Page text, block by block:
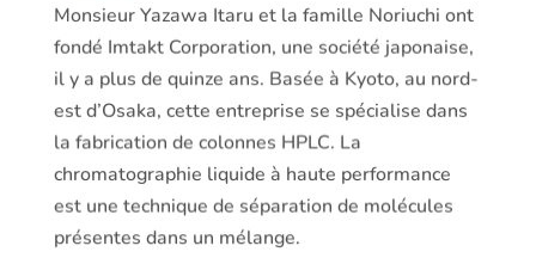
Monsieur Yazawa Itaru et la famille Noriuchi ont
fondé Imtakt Corporation, une société japonaise,
il y a plus de quinze ans. Basée à Kyoto, au nord-
est d’Osaka, cette entreprise se spécialise dans
la fabrication de colonnes HPLC. La
chromatographie liquide à haute performance
est une technique de séparation de molécules
présentes dans un mélange.